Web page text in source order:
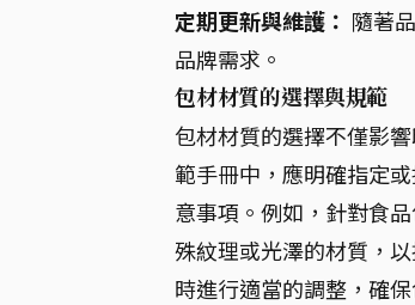
定期更新與維護： 隨著
品牌需求。
包材材質的選擇與規範
包材材質的選擇不僅影
範手冊中，應明確指定
意事項。例如，針對食
殊紋理或光澤的材質，
時進行適當的調整，確